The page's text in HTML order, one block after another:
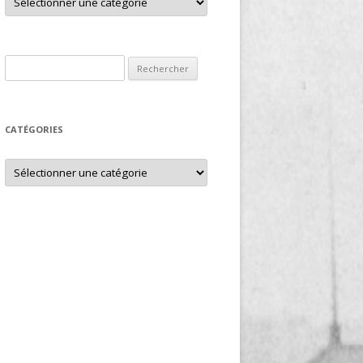
CATÉGORIES
Catégories